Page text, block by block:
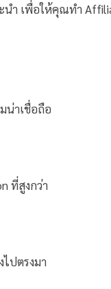
ำ เพื่อให้คุณทำ
น่าเชื่อถือ
ที่สูงกว่า
ปตรงมา